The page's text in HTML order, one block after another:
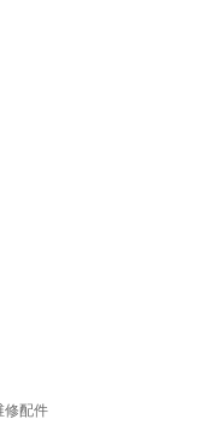
修配件